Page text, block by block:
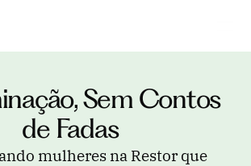
Sem Contos
de Fadas
mulheres na Restor que